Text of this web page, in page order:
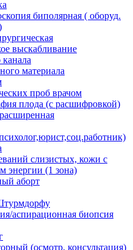
биполярная ( оборуд.
выскабливание
материала
проб врачом
плода (с расшифровкой)
слизистых, кожи с
энергии (1 зона)
аборт
аспирационная биопсия
(осмотр, консультация)